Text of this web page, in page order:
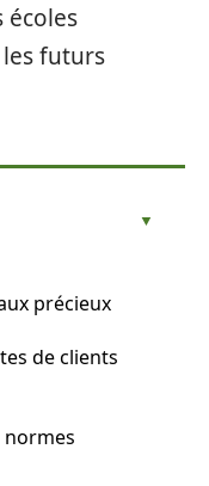
écoles
futurs
précieux
de clients
normes